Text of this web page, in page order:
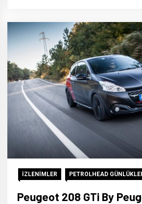
İZLENİMLER PETROLHEAD
Peugeot 208 GTi By